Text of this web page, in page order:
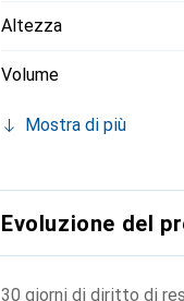
Altezza
Volume
Mostra di più
Evoluzione del
30 giorni di diritto di